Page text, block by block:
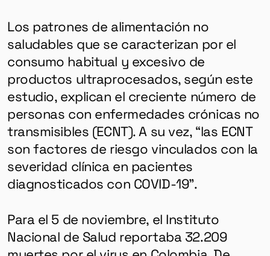
Los patrones de alimentación no
saludables que se caracterizan por el
consumo habitual y excesivo de
productos ultraprocesados, según este
estudio, explican el creciente número de
personas con enfermedades crónicas no
transmisibles (ECNT). A su vez, “las ECNT
son factores de riesgo vinculados con la
severidad clínica en pacientes
diagnosticados con COVID-19”.
Para el 5 de noviembre, el Instituto
Nacional de Salud reportaba 32.209